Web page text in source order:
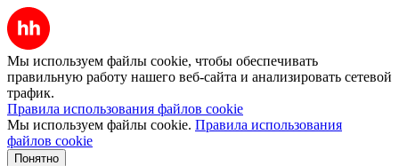
Мы используем файлы cookie, чтобы обеспечивать
правильную работу нашего веб-сайта и анализировать сетевой
трафик.
Правила использования файлов cookie
Мы используем файлы cookie. Правила использования
файлов cookie
Понятно